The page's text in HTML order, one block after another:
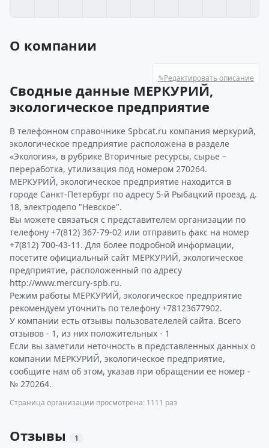
О компании
✎Редактировать описание
Сводные данные МЕРКУРИЙ,
экологическое предприятие
В телефонном справочнике Spbcat.ru компания меркурий,
экологическое предприятие расположена в разделе
«Экология», в рубрике Вторичные ресурсы, сырье –
переработка, утилизация под номером 270264.
МЕРКУРИЙ, экологическое предприятие находится в
городе Санкт-Петербург по адресу 5-й Рыбацкий проезд, д.
18, электродепо "Невское".
Вы можете связаться с представителем организации по
телефону +7(812) 367-79-02 или отправить факс на номер
+7(812) 700-43-11. Для более подробной информации,
посетите официальный сайт МЕРКУРИЙ, экологическое
предприятие, расположенный по адресу
http://www.mercury-spb.ru.
Режим работы МЕРКУРИЙ, экологическое предприятие
рекомендуем уточнить по телефону +78123677902.
У компании есть отзывы пользователелей сайта. Всего
отзывов - 1, из них положительных - 1
Если вы заметили неточность в представленных данных о
компании МЕРКУРИЙ, экологическое предприятие,
сообщите нам об этом, указав при обращении ее номер -
№ 270264.
Страница организации просмотрена: 1111 раз
Отзывы 1